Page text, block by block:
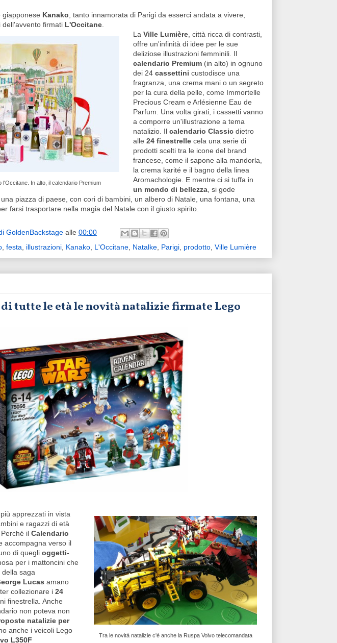
giapponese Kanako, tanto innamorata di Parigi da esserci andata a vivere,
firmati L'Occitane.
l'Occitane. In alto, il calendario Premium
La Ville Lumière, città ricca di contrasti,
offre un'infinità di idee per le sue
deliziose illustrazioni femminili. Il
calendario Premium (in alto) in ognuno
dei 24 cassettini custodisce una
fragranza, una crema mani o un segreto
per la cura della pelle, come Immortelle
Precious Cream e Arlésienne Eau de
Parfum. Una volta girati, i cassetti vanno
a comporre un'illustrazione a tema
natalizio. Il calendario Classic dietro
alle 24 finestrelle cela una serie di
prodotti scelti tra le icone del brand
francese, come il sapone alla mandorla,
la crema karité e il bagno della linea
Aromachologie. E mentre ci si tuffa in
un mondo di bellezza, si gode
piazza di paese, con cori di bambini, un albero di Natale, una fontana, una
farsi trasportare nella magia del Natale con il giusto spirito.
GoldenBackstage alle 00:00
, festa, illustrazioni, Kanako, L'Occitane, Natalke, Parigi, prodotto, Ville Lumière
tutte le età le novità natalizie firmate Lego
Tra le novità natalizie c'è anche la Ruspa Volvo telecomandata
più apprezzati in vista
e ragazzi di età
il Calendario
accompagna verso il
di quegli oggetti-
per i mattoncini che
della saga
Lucas amano
collezionare i 24
finestrella. Anche
non poteva non
natalizie per
anche i veicoli Lego
L350F